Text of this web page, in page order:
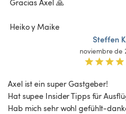
Heiko y Maike
Steffen K
noviembre de
Axel ist ein super Gastgeber!
Hat supee Insider Tipps für
Hab mich sehr wohl gefühlt-